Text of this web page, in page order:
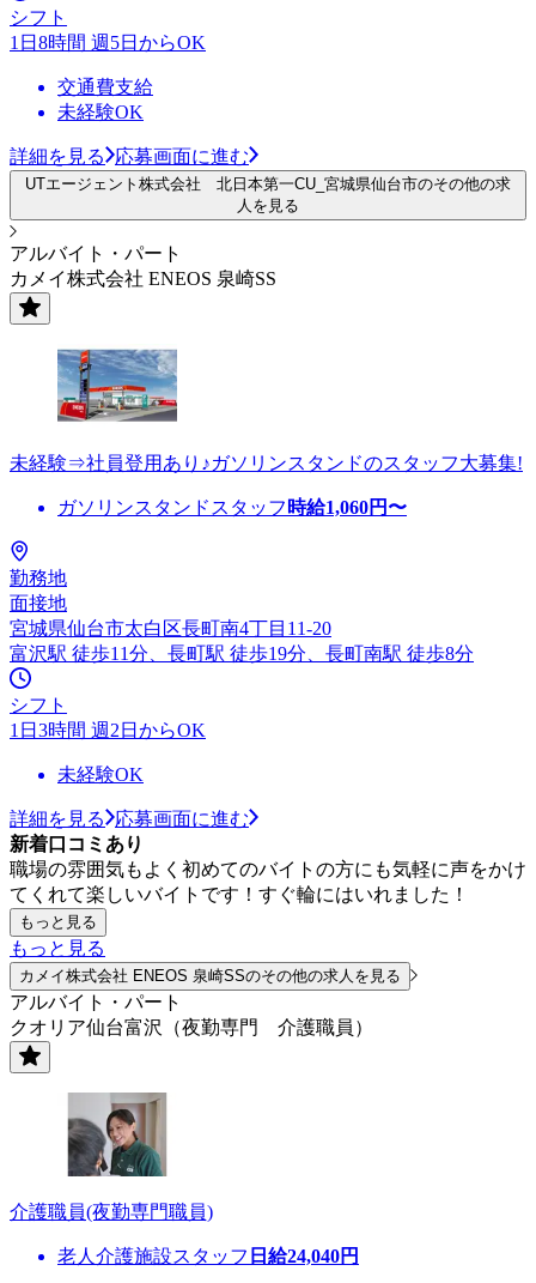
シフト
1日8時間 週5日からOK
交通費支給
未経験OK
詳細を見る 応募画面に進む
UTエージェント株式会社 北日本第一CU_宮城県仙台市のその他の求
人を見る
アルバイト・パート
カメイ株式会社 ENEOS 泉崎SS
未経験⇒社員登用あり♪ガソリンスタンドのスタッフ大募集!
ガソリンスタンドスタッフ 時給1,060円〜
勤務地
面接地
宮城県仙台市太白区長町南4丁目11-20
富沢駅 徒歩11分、長町駅 徒歩19分、長町南駅 徒歩8分
シフト
1日3時間 週2日からOK
未経験OK
詳細を見る
応募画面に進む
新着口コミあり
職場の雰囲気もよく初めてのバイトの方にも気軽に声をかけ
てくれて楽しいバイトです！すぐ輪にはいれました！
もっと見る
もっと見る
カメイ株式会社 ENEOS 泉崎SSのその他の求人を見る
アルバイト・パート
クオリア仙台富沢（夜勤専門 介護職員）
介護職員(夜勤専門職員)
老人介護施設スタッフ 日給24,040円